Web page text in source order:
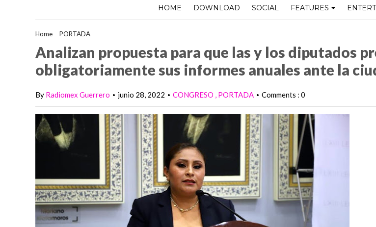
HOME DOWNLOAD SOCIAL FEATURES
Home PORTADA
Analizan propuesta para que las y los diputados
obligatoriamente sus informes anuales ante la
By Radiomex Guerrero • junio 28, 2022 • CONGRESO PORTADA • Comments : 0